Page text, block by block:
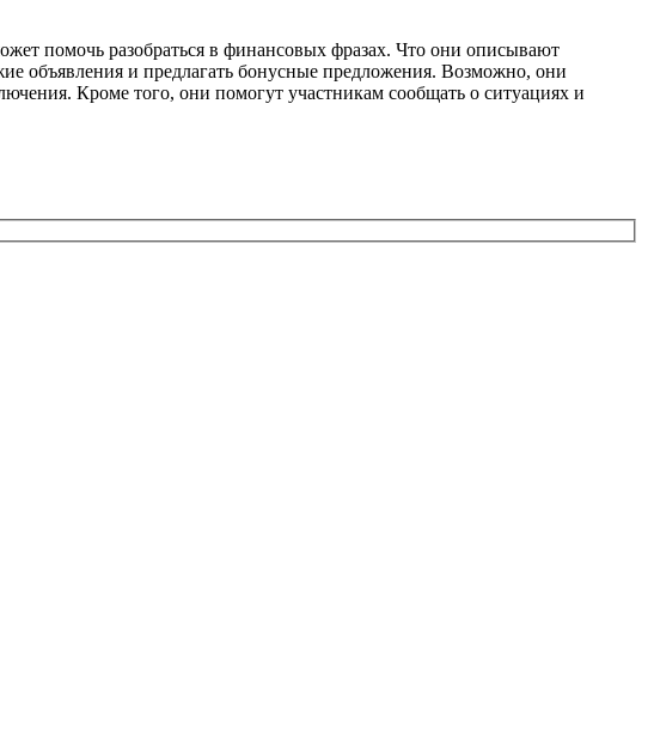
помочь разобраться в финансовых фразах. Что они описывают
объявления и предлагать бонусные предложения. Возможно, они
Кроме того, они помогут участникам сообщать о ситуациях и